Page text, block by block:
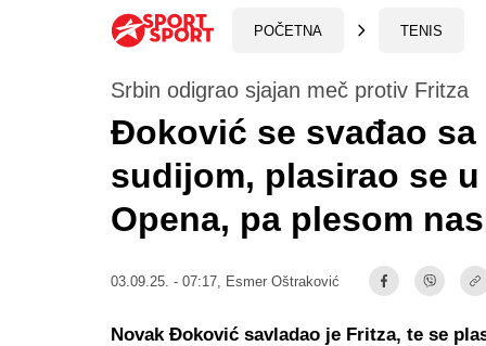
POČETNA TENIS
Srbin odigrao sjajan meč protiv Fritza
Đoković se svađao
sudijom, plasirao se
Opena, pa plesom
03.09.25. - 07:17, Esmer Oštraković
Novak Đoković savladao je Fritza, te se